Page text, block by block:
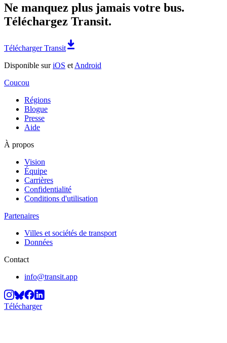
Ne manquez plus jamais votre bus.
Téléchargez Transit.
Télécharger Transit
Disponible suriOS et Android
Coucou
Régions
Blogue
Presse
Aide
À propos
Vision
Équipe
Carrières
Confidentialité
Conditions d'utilisation
Partenaires
Villes et sociétés de transport
Données
Contact
info@transit.app
Télécharger